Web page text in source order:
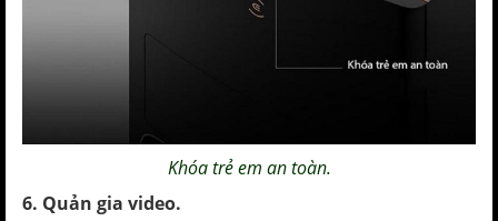
Khóa trẻ em an toàn.
6. Quản gia video.